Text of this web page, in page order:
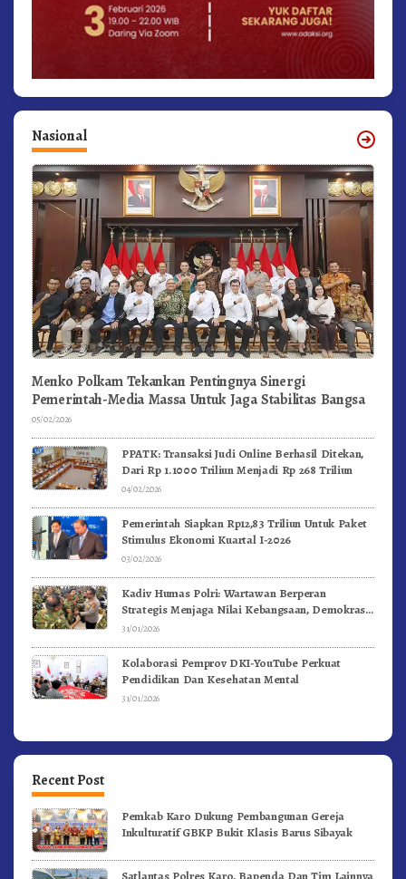
Nasional
Menko Polkam Tekankan Pentingnya Sinergi
Pemerintah-Media Massa Untuk Jaga Stabilitas Bangsa
05/02/2026
PPATK: Transaksi Judi Online Berhasil Ditekan,
Dari Rp 1.1000 Triliun Menjadi Rp 268 Triliun
04/02/2026
Pemerintah Siapkan Rp12,83 Triliun Untuk Paket
Stimulus Ekonomi Kuartal I-2026
03/02/2026
Kadiv Humas Polri: Wartawan Berperan
Strategis Menjaga Nilai Kebangsaan, Demokrasi,
dan NKRI
31/01/2026
Kolaborasi Pemprov DKI-YouTube Perkuat
Pendidikan Dan Kesehatan Mental
31/01/2026
Recent Post
Pemkab Karo Dukung Pembangunan Gereja
Inkulturatif GBKP Bukit Klasis Barus Sibayak
Satlantas Polres Karo, Bapenda Dan Tim Lainnya